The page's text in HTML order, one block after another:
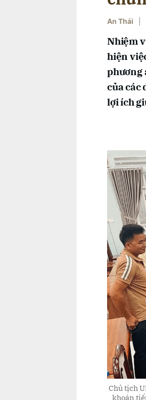
An Thái
Nhiệm
hiện
phương
của các
lợi ích
Chủ tịch
khoán